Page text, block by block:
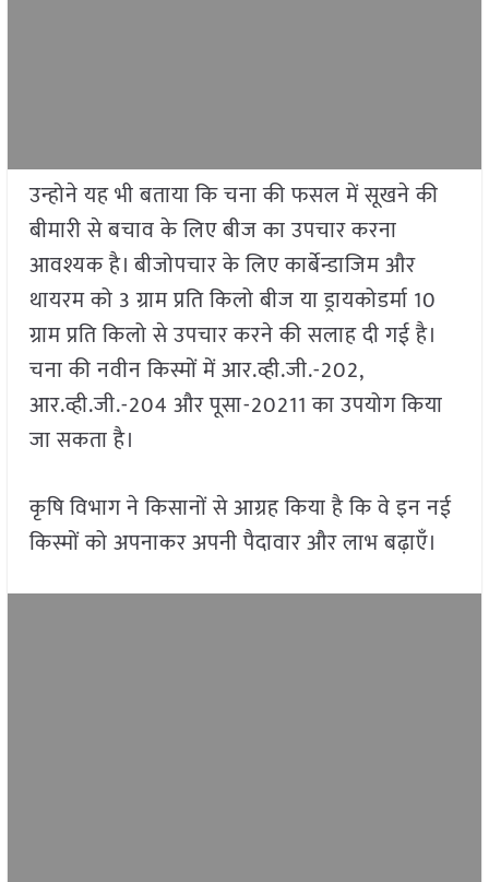
उन्होने यह भी बताया कि चना की फसल में सूखने की
बीमारी से बचाव के लिए बीज का उपचार करना
आवश्यक है। बीजोपचार के लिए कार्बेन्डाजिम और
थायरम को 3 ग्राम प्रति किलो बीज या ड्रायकोडर्मा 10
ग्राम प्रति किलो से उपचार करने की सलाह दी गई है।
चना की नवीन किस्मों में आर.व्ही.जी.-202,
आर.व्ही.जी.-204 और पूसा-20211 का उपयोग किया
जा सकता है।
कृषि विभाग ने किसानों से आग्रह किया है कि वे इन नई
किस्मों को अपनाकर अपनी पैदावार और लाभ बढ़ाएँ।